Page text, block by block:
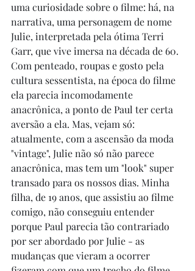
uma curiosidade sobre o filme: há, na
narrativa, uma personagem de nome
Julie, interpretada pela ótima Terri
Garr, que vive imersa na década de 60.
Com penteado, roupas e gosto pela
cultura sessentista, na época do filme
ela parecia incomodamente
anacrônica, a ponto de Paul ter certa
aversão a ela. Mas, vejam só:
atualmente, com a ascensão da moda
"vintage", Julie não só não parece
anacrônica, mas tem um "look" super
transado para os nossos dias. Minha
filha, de 19 anos, que assistiu ao filme
comigo, não conseguiu entender
porque Paul parecia tão contrariado
por ser abordado por Julie - as
mudanças que vieram a ocorrer